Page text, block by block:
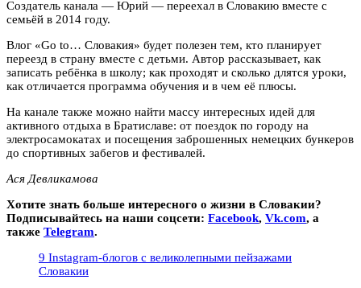
Создатель канала — Юрий — переехал в Словакию вместе с
семьёй в 2014 году.
Влог «Go to… Словакия» будет полезен тем, кто планирует
переезд в страну вместе с детьми. Автор рассказывает, как
записать ребёнка в школу; как проходят и сколько длятся уроки,
как отличается программа обучения и в чем её плюсы.
На канале также можно найти массу интересных идей для
активного отдыха в Братиславе: от поездок по городу на
электросамокатах и посещения заброшенных немецких бункеров
до спортивных забегов и фестивалей.
Ася Девликамова
Хотите знать больше интересного о жизни в Словакии?
Подписывайтесь на наши соцсети: Facebook, Vk.com, а
также Telegram.
9 Instagram-блогов с великолепными пейзажами
Словакии